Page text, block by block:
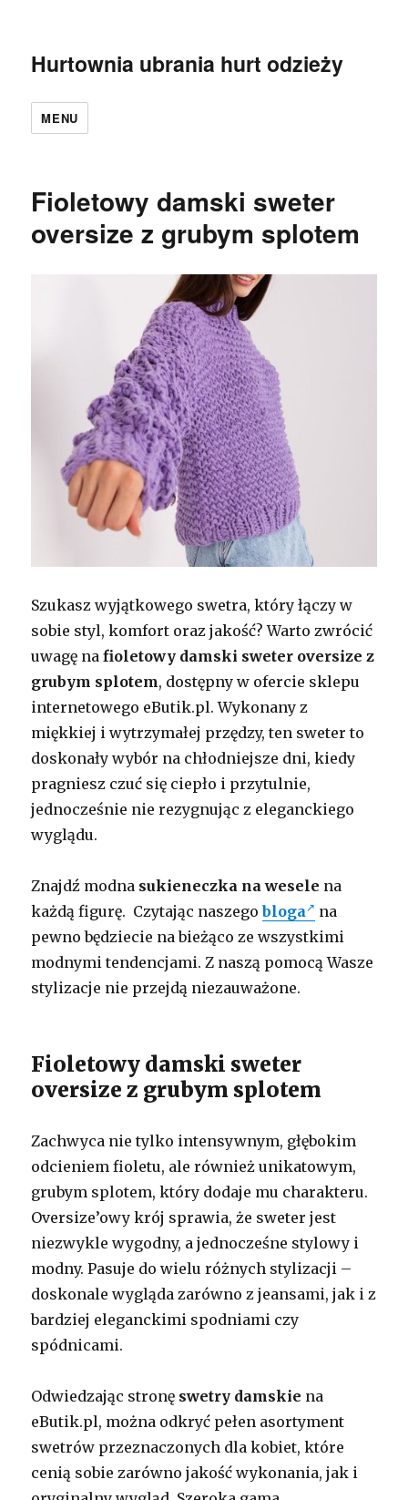
Hurtownia ubrania hurt odzieży
MENU
Fioletowy damski sweter
oversize z grubym splotem
Szukasz wyjątkowego swetra, który łączy w
sobie styl, komfort oraz jakość? Warto zwrócić
uwagę nafioletowy damski sweter oversize z
grubym splotem, dostępny w ofercie sklepu
internetowego eButik.pl. Wykonany z
miękkiej i wytrzymałej przędzy, ten sweter to
doskonały wybór na chłodniejsze dni, kiedy
pragniesz czuć się ciepło i przytulnie,
jednocześnie nie rezygnując z eleganckiego
wyglądu.
Znajdź modna sukieneczka na wesele na
każdą figurę. Czytając naszegobloga
na
pewno będziecie na bieżąco ze wszystkimi
modnymi tendencjami. Z naszą pomocą Wasze
stylizacje nie przejdą niezauważone.
Fioletowy damski sweter
oversize z grubym splotem
Zachwyca nie tylko intensywnym, głębokim
odcieniem fioletu, ale również unikatowym,
grubym splotem, który dodaje mu charakteru.
Oversize’owy krój sprawia, że sweter jest
niezwykle wygodny, a jednocześne stylowy i
modny. Pasuje do wielu różnych stylizacji –
doskonale wygląda zarówno z jeansami, jak i z
bardziej eleganckimi spodniami czy
spódnicami.
Odwiedzając stronę swetry damskie na
eButik.pl, można odkryć pełen asortyment
swetrów przeznaczonych dla kobiet, które
cenią sobie zarówno jakość wykonania, jak i